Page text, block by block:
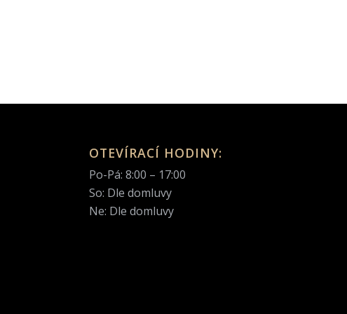
OTEVÍRACÍ HODINY:
Po-Pá: 8:00 – 17:00
So: Dle domluvy
Ne: Dle domluvy